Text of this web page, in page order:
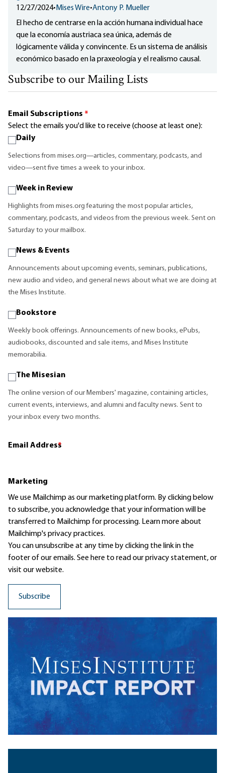
12/27/2024• Mises Wire•Antony P. Mueller
El hecho de centrarse en la acción humana individual hace
que la economía austriaca sea única, además de
lógicamente válida y convincente. Es un sistema de análisis
económico basado en la praxeología y el realismo causal.
Subscribe to our Mailing Lists
Email Subscriptions *
Select the emails you'd like to receive (choose at least one):
Daily
Selections from mises.org—articles, commentary, podcasts, and
video—sent five times a week to your inbox.
Week in Review
Highlights from mises.org featuring the most popular articles,
commentary, podcasts, and videos from the previous week. Sent on
Saturday to your mailbox.
News & Events
Announcements about upcoming events, seminars, publications,
new audio and video, and general news about what we are doing at
the Mises Institute.
Bookstore
Weekly book offerings. Announcements of new books, ePubs,
audiobooks, discounted and sale items, and Mises Institute
memorabilia.
The Misesian
The online version of our Members' magazine, containing articles,
current events, interviews, and alumni and faculty news. Sent to
your inbox every two months.
Email Address
*
Marketing
We use Mailchimp as our marketing platform. By clicking below
to subscribe, you acknowledge that your information will be
transferred to Mailchimp for processing. Learn moreabout
Mailchimp's privacy practices.
You can unsubscribe at any time by clicking the link in the
footer of our emails. See here to read ourprivacy statement, or
visit our website.